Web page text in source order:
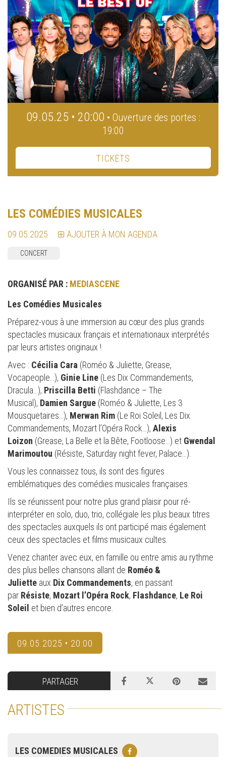
09.05.25 • 20:00 • Ouverture des portes :
19:00
TICKETS
LES COMÉDIES MUSICALES
09.05.2025 AJOUTER À MON AGENDA
CONCERT
ORGANISÉ PAR : MEDIASCENE
Les Comédies Musicales
Préparez-vous à une immersion au cœur des plus grands
spectacles musicaux français et internationaux interprétés
par leurs artistes originaux !
Avec : Cécilia Cara (Roméo & Juliette, Grease,
Vocapeople…), Ginie Line (Les Dix Commandements,
Dracula…), Priscilla Betti (Flashdance – The
Musical), Damien Sargue (Roméo & Juliette, Les 3
Mousquetaires…), Merwan Rim (Le Roi Soleil, Les Dix
Commandements, Mozart l’Opéra Rock…), Alexis
Loizon (Grease, La Belle et la Bête, Footloose…) et Gwendal
Marimoutou (Résiste, Saturday night fever, Palace…).
Vous les connaissez tous, ils sont des figures
emblématiques des comédies musicales françaises.
Ils se réunissent pour notre plus grand plaisir pour ré-
interpréter en solo, duo, trio, collégiale les plus beaux titres
des spectacles auxquels ils ont participé mais également
ceux des spectacles et films musicaux cultes.
Venez chanter avec eux, en famille ou entre amis au rythme
des plus belles chansons allant de Roméo &
Juliette aux Dix Commandements, en passant
par Résiste, Mozart l’Opéra Rock, Flashdance, Le Roi
Soleil et bien d’autres encore.
09.05.2025 • 20:00
PARTAGER
ARTISTES
LES COMEDIES MUSICALES